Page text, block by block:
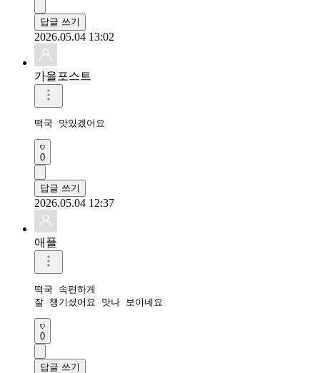
답글 쓰기
2026.05.04 13:02
가을포스트
떡국 맛있겠어요
0
답글 쓰기
2026.05.04 12:37
애플
떡국 속편하게
잘 챙기셨어요 맛나 보이네요
0
답글 쓰기